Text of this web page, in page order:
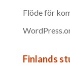
Flöde för
Finlands